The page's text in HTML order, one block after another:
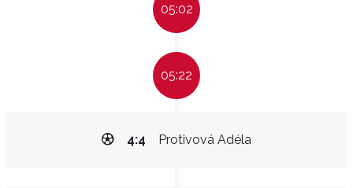
05:02
05:22
Protivová Adéla
4:4